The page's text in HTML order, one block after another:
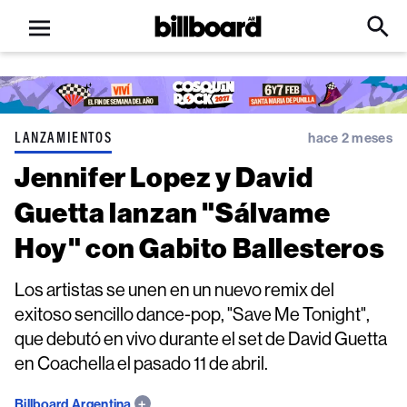
Open
menu
Billboard
Click
Input
LANZAMIENTOS hace 2 meses
Jennifer Lopez y David
Guetta lanzan "Sálvame
Hoy" con Gabito Ballesteros
Los artistas se unen en un nuevo remix del
exitoso sencillo dance-pop, "Save Me Tonight",
que debutó en vivo durante el set de David Guetta
en Coachella el pasado 11 de abril.